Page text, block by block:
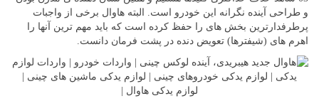
و طراحی آینده نگرانه این خودرو است. البته هاوال برخی از واجبات
پرطرفدارترین بخش های را حفظ کرده است که باید مهم ترین آنها را
اهرم های (شیفترها) تعویض دنده در پشت فرمان دانست.